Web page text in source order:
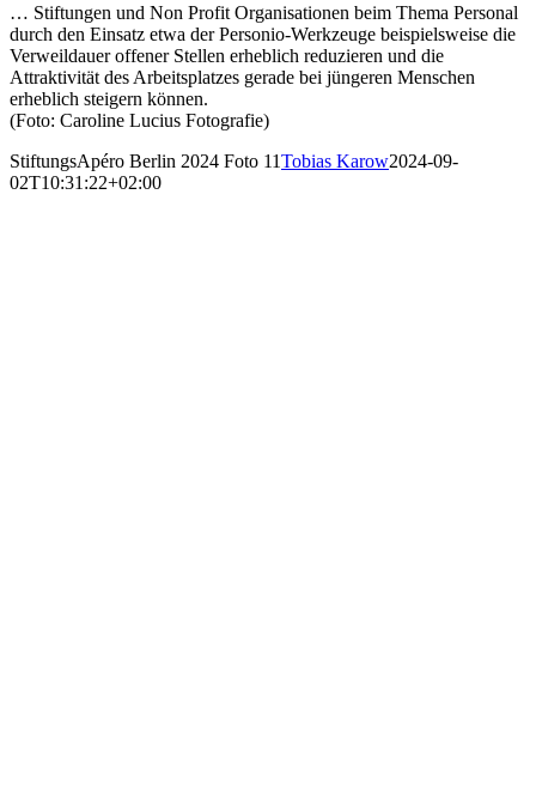
… Stiftungen und Non Profit Organisationen beim Thema Personal
durch den Einsatz etwa der Personio-Werkzeuge beispielsweise die
Verweildauer offener Stellen erheblich reduzieren und die
Attraktivität des Arbeitsplatzes gerade bei jüngeren Menschen
erheblich steigern können.
(Foto: Caroline Lucius Fotografie)
StiftungsApéro Berlin 2024 Foto 11Tobias Karow2024-09-
02T10:31:22+02:00